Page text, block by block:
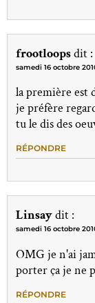
frootloopsdit :
samedi 16 octobre
la première est
je préfère
tu le dis des
RÉPONDRE
Linsaydit :
samedi 16 octobre
OMG je n'ai
porter ça je ne
RÉPONDRE